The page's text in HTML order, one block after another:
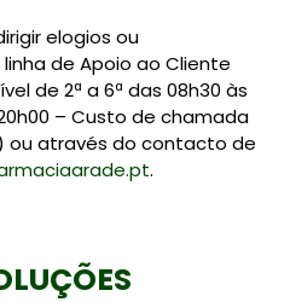
elogios ou
de Apoio ao Cliente
de 2ª a 6ª das 08h30 às
– Custo de chamada
ou através do contacto de
.